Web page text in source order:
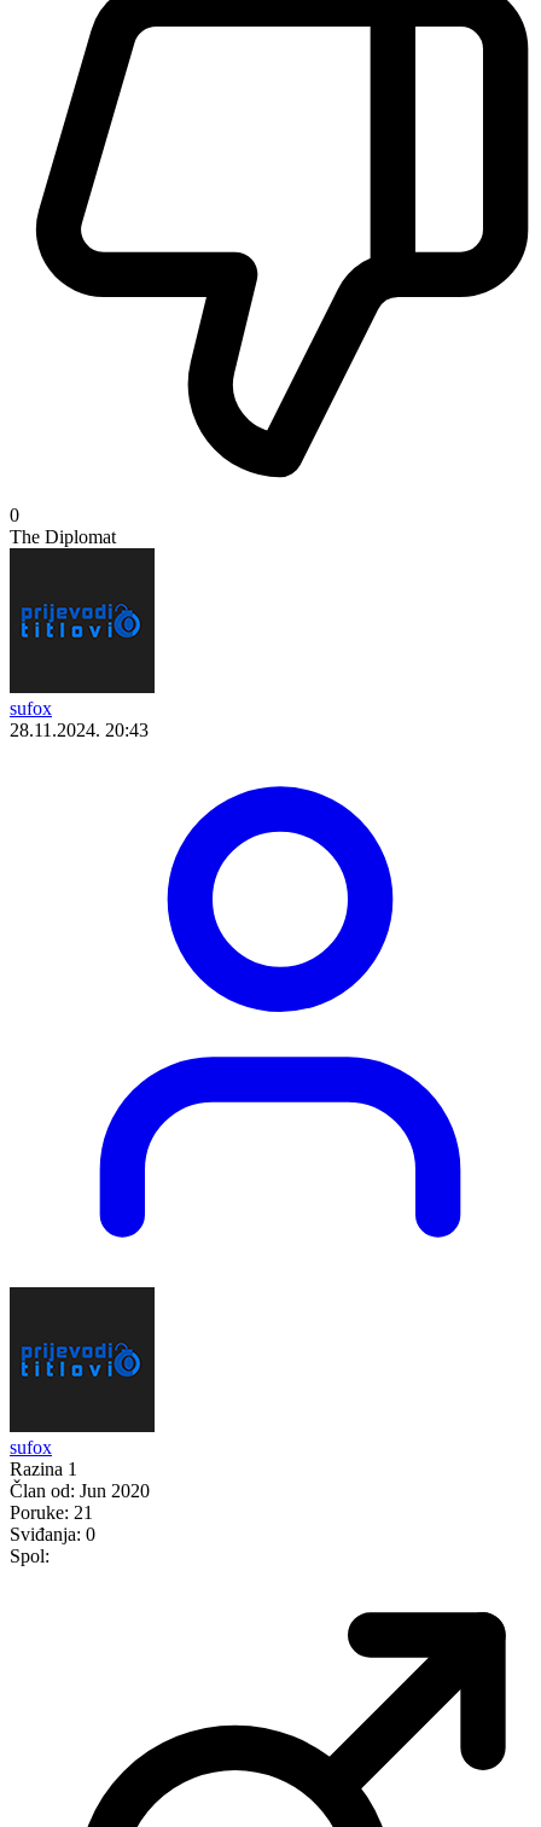
0
The Diplomat
sufox
28.11.2024. 20:43
sufox
Razina 1
Član od: Jun 2020
Poruke: 21
Sviđanja: 0
Spol: